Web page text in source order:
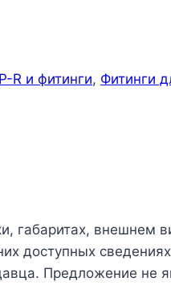
R и фитинги, Фитинги
габаритах, внешнем
доступных
Предложение не